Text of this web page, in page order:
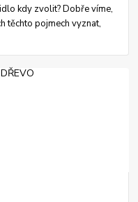
kdy zvolit? Dobře víme,
těchto pojmech vyznat,